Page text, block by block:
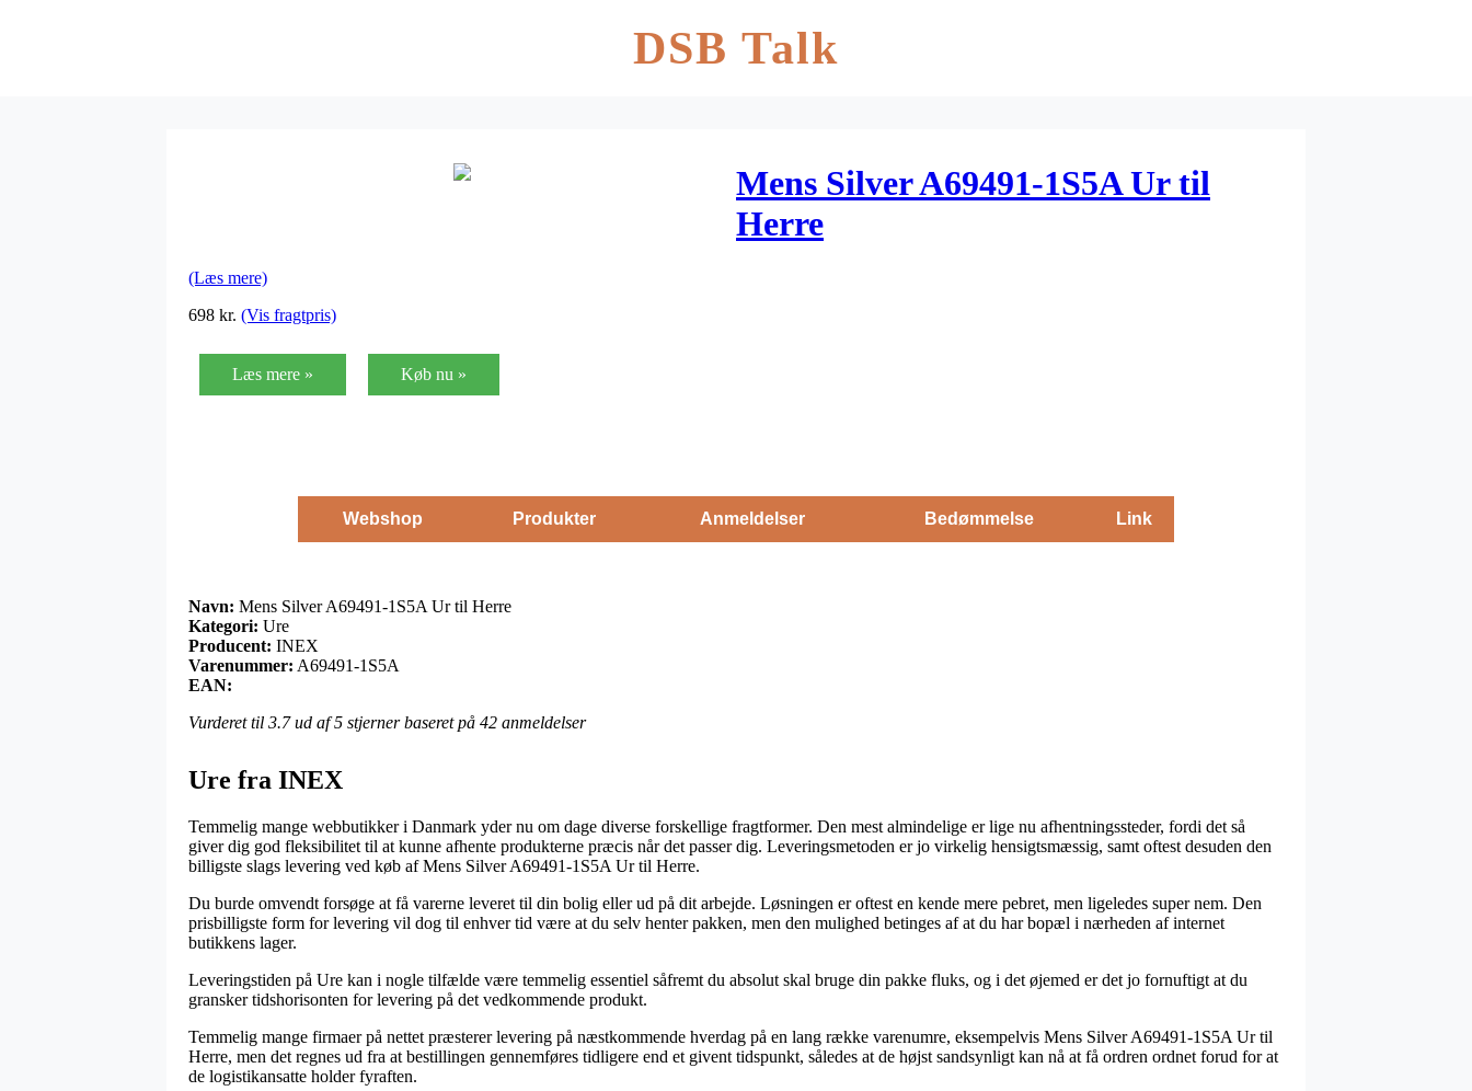
DSB Talk
Mens Silver A69491-1S5A Ur til
Herre
(Læs mere)
698 kr. (Vis fragtpris)
Læs mere » Køb nu »
Webshop Produkter Anmeldelser Bedømmelse Link
Navn: Mens Silver A69491-1S5A Ur til Herre
Kategori: Ure
Producent: INEX
Varenummer: A69491-1S5A
EAN:
Vurderet til 3.7ud af 5 stjerner baseret på 42 anmeldelser
Ure fra INEX
Temmelig mange webbutikker i Danmark yder nu om dage diverse forskellige fragtformer. Den mest almindelige er lige nu afhentningssteder, fordi det så
giver dig god fleksibilitet til at kunne afhente produkterne præcis når det passer dig. Leveringsmetoden er jo virkelig hensigtsmæssig, samt oftest desuden den
billigste slags levering ved køb af Mens Silver A69491-1S5A Ur til Herre.
Du burde omvendt forsøge at få varerne leveret til din bolig eller ud på dit arbejde. Løsningen er oftest en kende mere pebret, men ligeledes super nem. Den
prisbilligste form for levering vil dog til enhver tid være at du selv henter pakken, men den mulighed betinges af at du har bopæl i nærheden af internet
butikkens lager.
Leveringstiden på Ure kan i nogle tilfælde være temmelig essentiel såfremt du absolut skal bruge din pakke fluks, og i det øjemed er det jo fornuftigt at du
gransker tidshorisonten for levering på det vedkommende produkt.
Temmelig mange firmaer på nettet præsterer levering på næstkommende hverdag på en lang række varenumre, eksempelvis Mens Silver A69491-1S5A Ur til
Herre, men det regnes ud fra at bestillingen gennemføres tidligere end et givent tidspunkt, således at de højst sandsynligt kan nå at få ordren ordnet forud for at
de logistikansatte holder fyraften.